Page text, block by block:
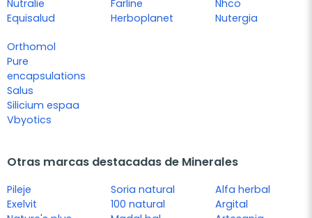
Nutralie
Equisalud
Farline
Herboplanet
Nhco
Nutergia
Orthomol
Pure
encapsulations
Salus
Silicium espaa
Vbyotics
Otras marcas destacadas de Minerales
Pileje
Exelvit
Soria natural
100 natural
Alfa herbal
Argital